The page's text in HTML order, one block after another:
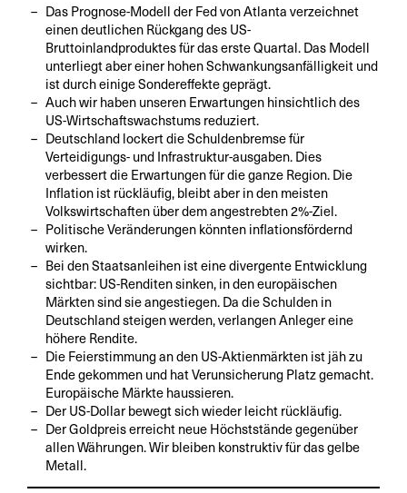
Das Prognose-Modell der Fed von Atlanta verzeichnet
einen deutlichen Rückgang des US-
Bruttoinlandproduktes für das erste Quartal. Das Modell
unterliegt aber einer hohen Schwankungsanfälligkeit und
ist durch einige Sondereffekte geprägt.
Auch wir haben unseren Erwartungen hinsichtlich des
US-Wirtschaftswachstums reduziert.
Deutschland lockert die Schuldenbremse für
Verteidigungs- und Infrastruktur-ausgaben. Dies
verbessert die Erwartungen für die ganze Region. Die
Inflation ist rückläufig, bleibt aber in den meisten
Volkswirtschaften über dem angestrebten 2%-Ziel.
Politische Veränderungen könnten inflationsfördernd
wirken.
Bei den Staatsanleihen ist eine divergente Entwicklung
sichtbar: US-Renditen sinken, in den europäischen
Märkten sind sie angestiegen. Da die Schulden in
Deutschland steigen werden, verlangen Anleger eine
höhere Rendite.
Die Feierstimmung an den US-Aktienmärkten ist jäh zu
Ende gekommen und hat Verunsicherung Platz gemacht.
Europäische Märkte haussieren.
Der US-Dollar bewegt sich wieder leicht rückläufig.
Der Goldpreis erreicht neue Höchststände gegenüber
allen Währungen. Wir bleiben konstruktiv für das gelbe
Metall.